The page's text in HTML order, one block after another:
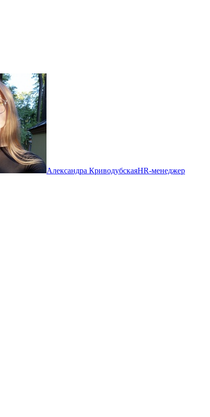
Александра КриводубскаяHR-менеджер